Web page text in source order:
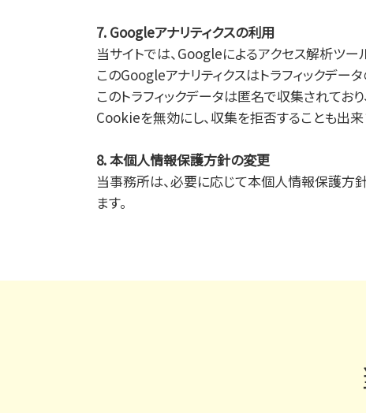
7. Googleアナリティクスの利用
当サイトでは、Googleによるアクセス解析ツー
このGoogleアナリティクスはトラフィックデー
このトラフィックデータは匿名で収集されてお
Cookieを無効にし、収集を拒否することも出来
8. 本個人情報保護方針の変更
当事務所は、必要に応じて本個人情報保護方
ます。